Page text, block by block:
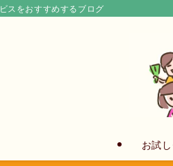
スをおすすめするブログ
お試